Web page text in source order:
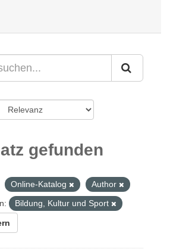
gefunden
Online-Katalog
Author
Bildung, Kultur und Sport